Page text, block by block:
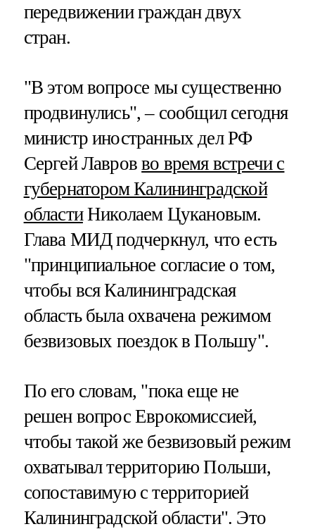
передвижении граждан двух
стран.
"В этом вопросе мы существенно
продвинулись", – сообщил сегодня
министр иностранных дел РФ
Сергей Лавровво время встречи с
губернатором Калининградской
областиНиколаем Цукановым.
Глава МИД подчеркнул, что есть
"принципиальное согласие о том,
чтобы вся Калининградская
область была охвачена режимом
безвизовых поездок в Польшу".
По его словам, "пока еще не
решен вопрос Еврокомиссией,
чтобы такой же безвизовый режим
охватывал территорию Польши,
сопоставимую с территорией
Калининградской области". Это